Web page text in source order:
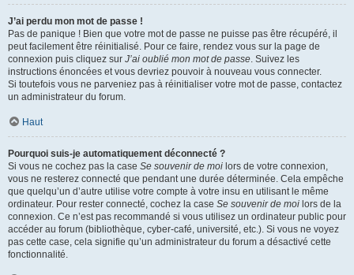
J’ai perdu mon mot de passe !
Pas de panique ! Bien que votre mot de passe ne puisse pas être récupéré, il
peut facilement être réinitialisé. Pour ce faire, rendez vous sur la page de
connexion puis cliquez sur J’ai oublié mon mot de passe. Suivez les
instructions énoncées et vous devriez pouvoir à nouveau vous connecter.
Si toutefois vous ne parveniez pas à réinitialiser votre mot de passe, contactez
un administrateur du forum.
Haut
Pourquoi suis-je automatiquement déconnecté ?
Si vous ne cochez pas la case Se souvenir de moi lors de votre connexion,
vous ne resterez connecté que pendant une durée déterminée. Cela empêche
que quelqu’un d’autre utilise votre compte à votre insu en utilisant le même
ordinateur. Pour rester connecté, cochez la case Se souvenir de moi lors de la
connexion. Ce n’est pas recommandé si vous utilisez un ordinateur public pour
accéder au forum (bibliothèque, cyber-café, université, etc.). Si vous ne voyez
pas cette case, cela signifie qu’un administrateur du forum a désactivé cette
fonctionnalité.